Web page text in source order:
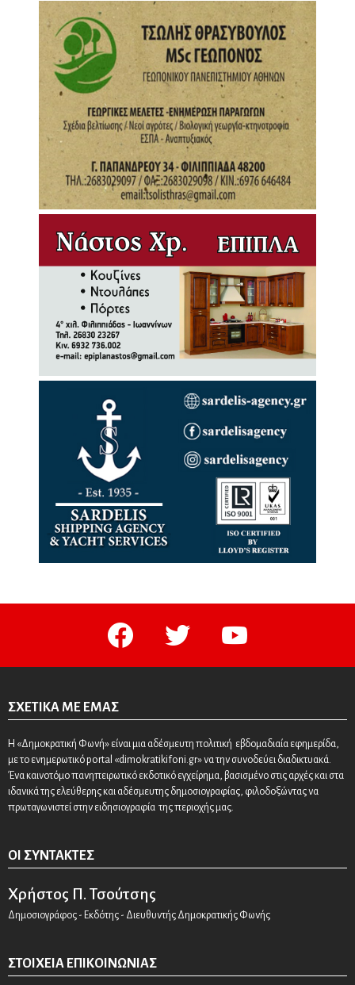
facebook twitter youtube
ΣΧΕΤΙΚΆ ΜΕ ΕΜΆΣ
Η «Δημοκρατική Φωνή» είναι μια αδέσμευτη πολιτική εβδομαδιαία εφημερίδα,
με το ενημερωτικό portal «dimokratikifoni.gr» να την συνοδεύει διαδικτυακά.
Ένα καινοτόμο πανηπειρωτικό εκδοτικό εγχείρημα, βασισμένο στις αρχές και στα
ιδανικά της ελεύθερης και αδέσμευτης δημοσιογραφίας, φιλοδοξώντας να
πρωταγωνιστεί στην ειδησιογραφία της περιοχής μας.
ΟΙ ΣΥΝΤΆΚΤΕΣ
Χρήστος Π. Τσούτσης
Δημοσιογράφος - Εκδότης - Διευθυντής Δημοκρατικής Φωνής
ΣΤΟΙΧΕΊΑ ΕΠΙΚΟΙΝΩΝΊΑΣ